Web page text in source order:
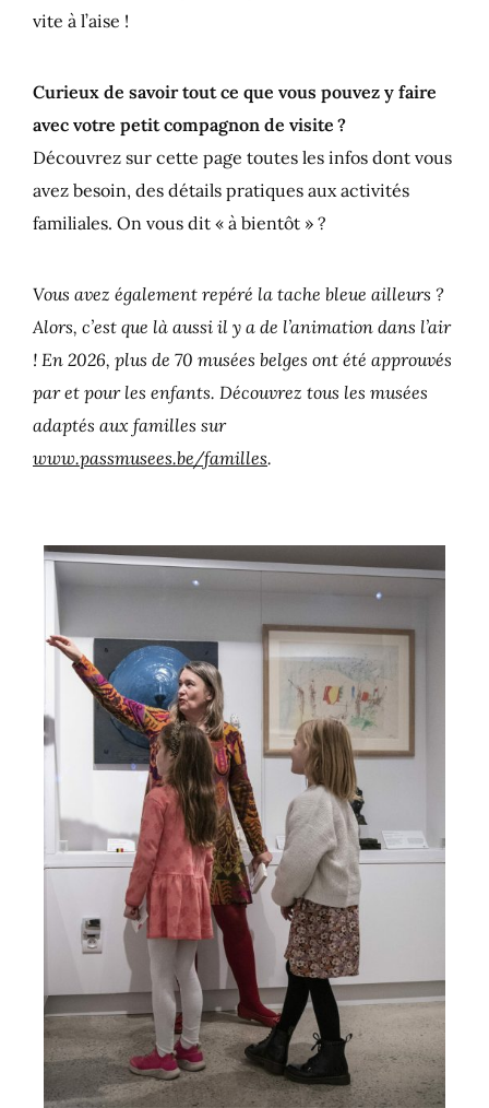
vite à l’aise !
Curieux de savoir tout ce que vous pouvez y faire
avec votre petit compagnon de visite ?
Découvrez sur cette page toutes les infos dont vous
avez besoin, des détails pratiques aux activités
familiales. On vous dit « à bientôt » ?
Vous avez également repéré la tache bleue ailleurs ?
Alors, c’est que là aussi il y a de l’animation dans l’air
! En 2026, plus de 70 musées belges ont été approuvés
par et pour les enfants. Découvrez tous les musées
adaptés aux familles sur
www.passmusees.be/familles.